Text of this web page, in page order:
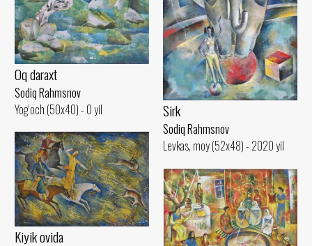
Oq daraxt
Sodiq Rahmsnov
Yog‘och (50x40) - 0 yil
Sirk
Sodiq Rahmsnov
Levkas, moy (52x48) - 2020 yil
Kiyik ovida